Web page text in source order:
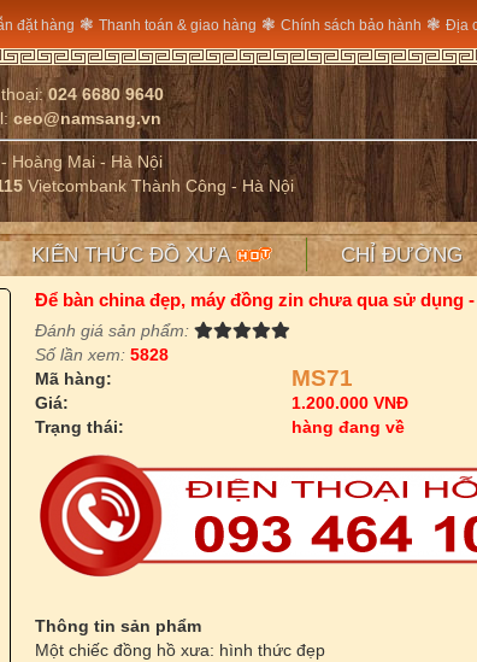
đặt hàng ❃ Thanh toán & giao hàng ❃ Chính sách bảo hành ❃ Địa
024 6680 9640
ceo@namsang.vn
Hoàng Mai - Hà Nội
Vietcombank Thành Công - Hà Nội
KIẾN THỨC ĐỒ XƯA CHỈ ĐƯỜNG
Để bàn china đẹp, máy đồng zin chưa qua sử dụng -
Đánh giá sản phẩm:
Số lần xem: 5828
Mã hàng:
MS71
Giá:
1.200.000 VNĐ
Trạng thái:
hàng đang về
Thông tin sản phẩm
Một chiếc đồng hồ xưa: hình thức đẹp